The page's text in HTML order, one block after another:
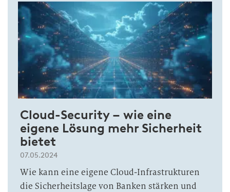
Cloud-Security – wie eine
eigene Lösung mehr Sicherheit
bietet
07.05.2024
Wie kann eine eigene Cloud-Infrastrukturen
die Sicherheitslage von Banken stärken und